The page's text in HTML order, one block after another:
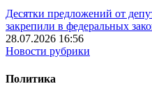
Десятки предложений от
закрепили в федеральных
28.07.2026 16:56
Новости рубрики
Политика